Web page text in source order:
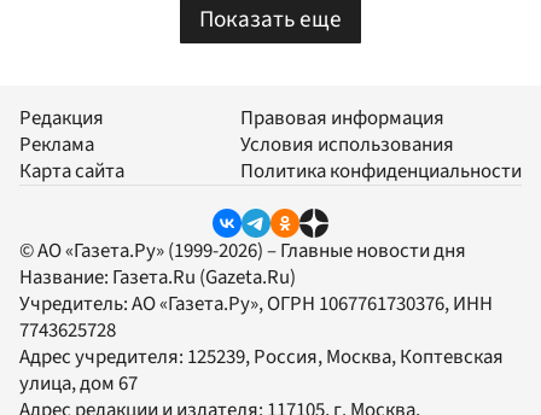
Показать еще
Редакция
Реклама
Карта сайта
Правовая информация
Условия использования
Политика конфиденциальности
© АО «Газета.Ру» (1999-2026) – Главные новости дня
Название: Газета.Ru (Gazeta.Ru)
Учредитель:АО «Газета.Ру», ОГРН 1067761730376, ИНН
7743625728
Адрес учредителя: 125239, Россия, Москва, Коптевская
улица, дом 67